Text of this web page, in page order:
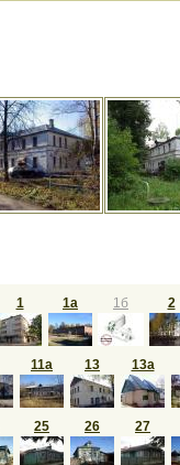
1 1а 1б 2
11а 13 13а
25 26 27